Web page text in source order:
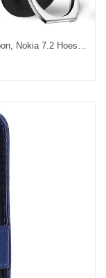
Nokia 7.2 Hoesje Anti-fall Hoes Mobiele Telefoon, Nokia 7.2 Hoesje Siliconen Trend Beige